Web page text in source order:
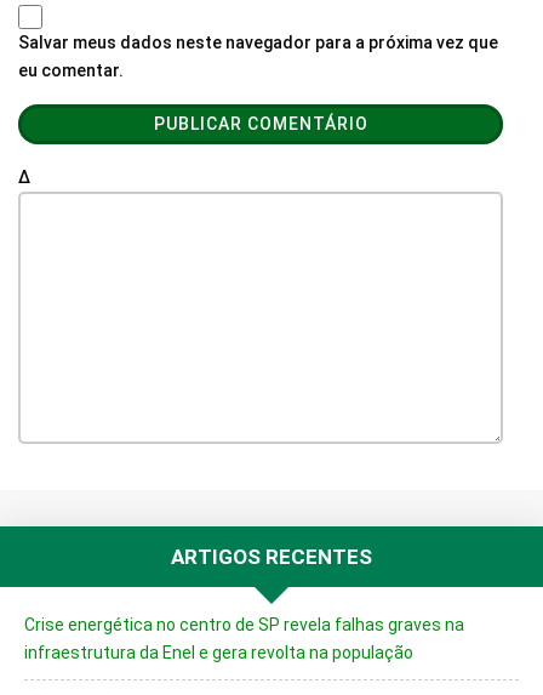
Salvar meus dados neste navegador para a próxima vez que
eu comentar.
Δ
ARTIGOS RECENTES
Crise energética no centro de SP revela falhas graves na
infraestrutura da Enel e gera revolta na população